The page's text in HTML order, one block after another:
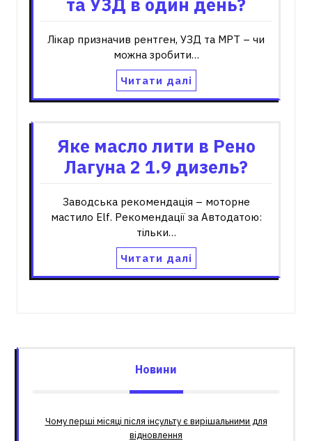
Лікар призначив рентген, УЗД та МРТ – чи
можна зробити…
Читати далі
Яке масло лити в Рено
Лагуна 2 1.9 дизель?
Заводська рекомендація – моторне
мастило Elf. Рекомендації за Автодатою:
тільки…
Читати далі
Новини
Чому перші місяці після інсульту є вирішальними для
відновлення